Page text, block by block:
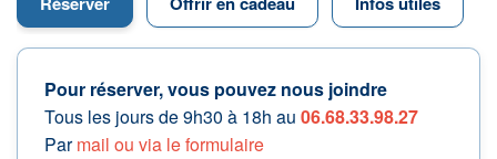
Pour réserver, vous pouvez nous joindre
Tous les jours de 9h30 à 18h au 06.68.33.98.27
Parmail ou via le formulaire